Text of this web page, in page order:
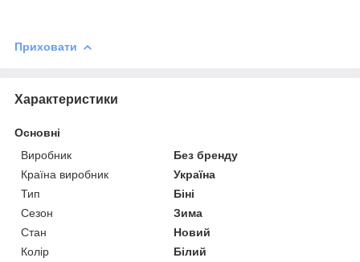
Приховати
Характеристики
Основні
Виробник
Без бренду
Країна виробник
Україна
Тип
Біні
Сезон
Зима
Стан
Новий
Колір
Білий